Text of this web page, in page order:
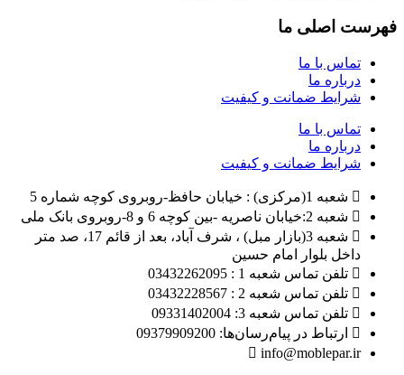
فهرست اصلی ما
تماس با ما
درباره ما
شرایط ضمانت و کیفیت
تماس با ما
درباره ما
شرایط ضمانت و کیفیت
شعبه 1(مرکزی) : خیابان حافظ-روبروی کوچه شماره 5
شعبه 2:خیابان ناصریه -بین کوچه 6 و 8-روبروی بانک ملی
شعبه 3(بازار مبل) ، شرف آباد، بعد از قائم 17، صد متر
داخل بلوار امام حسین
تلفن تماس شعبه 1 : 03432262095
تلفن تماس شعبه 2 : 03432228567
تلفن تماس شعبه 3: 09331402004
ارتباط در پیام‌رسان‌ها: 09379909200
info@moblepar.ir